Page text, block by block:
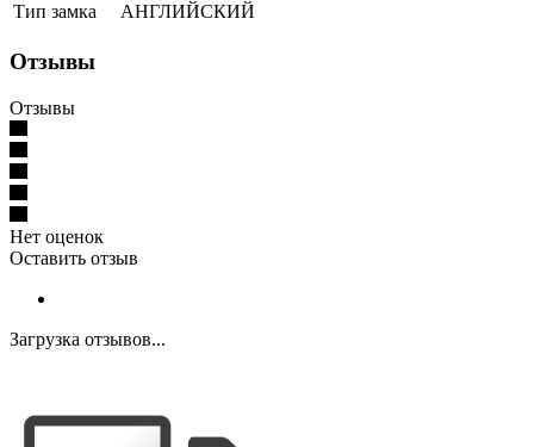
Тип замка
АНГЛИЙСКИЙ
Отзывы
Отзывы
Нет оценок
Оставить отзыв
Загрузка отзывов...